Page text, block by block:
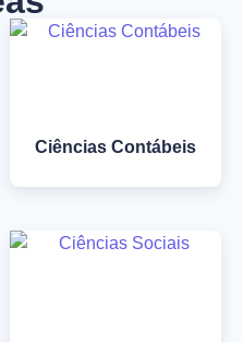
Ciências Contábeis